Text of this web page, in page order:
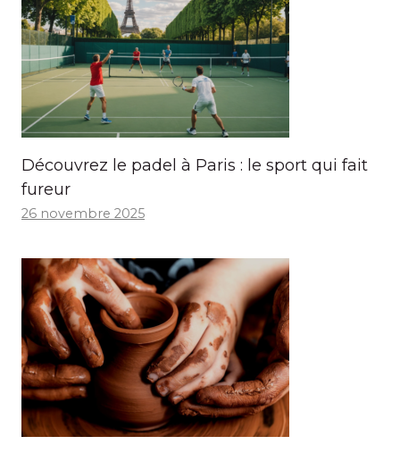
Découvrez le padel à Paris : le sport qui fait
fureur
26 novembre 2025